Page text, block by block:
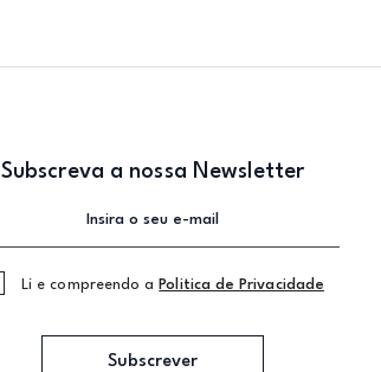
Subscreva a nossa Newsletter
Li e compreendo a Politica de Privacidade
Subscrever